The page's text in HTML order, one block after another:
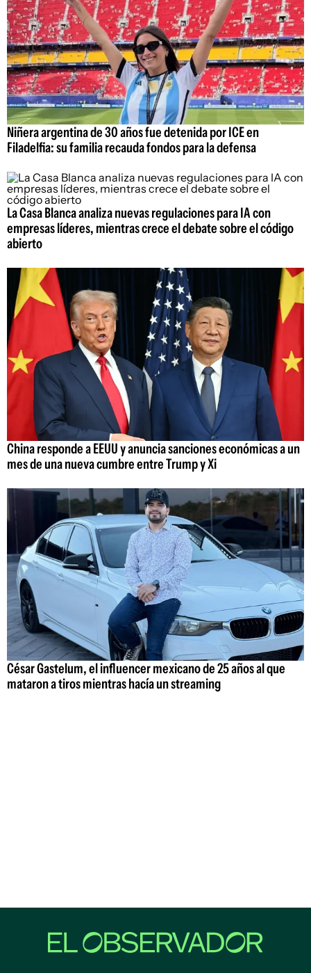
Niñera argentina de 30 años fue detenida por ICE en
Filadelfia: su familia recauda fondos para la defensa
La Casa Blanca analiza nuevas regulaciones para IA con
empresas líderes, mientras crece el debate sobre el código
abierto
China responde a EEUU y anuncia sanciones económicas a un
mes de una nueva cumbre entre Trump y Xi
César Gastelum, el influencer mexicano de 25 años al que
mataron a tiros mientras hacía un streaming